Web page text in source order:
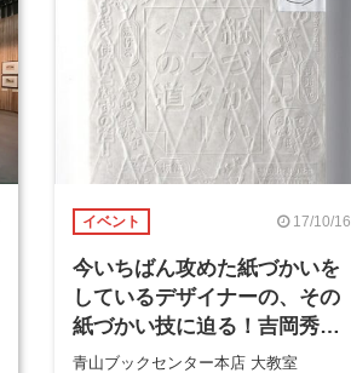
イベント 17/10/16
今いちばん攻めた紙づかいを
しているデザイナーの、その
紙づかい技に迫る！吉岡秀典
×佐藤亜沙美トーク
青山ブックセンター本店 大教室